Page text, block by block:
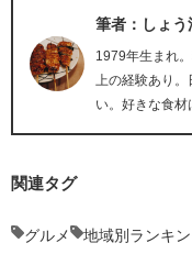
筆者：しょう
1979年生まれ
上の経験あり。
い。好きな食材
関連タグ
グルメ 地域別ランキ